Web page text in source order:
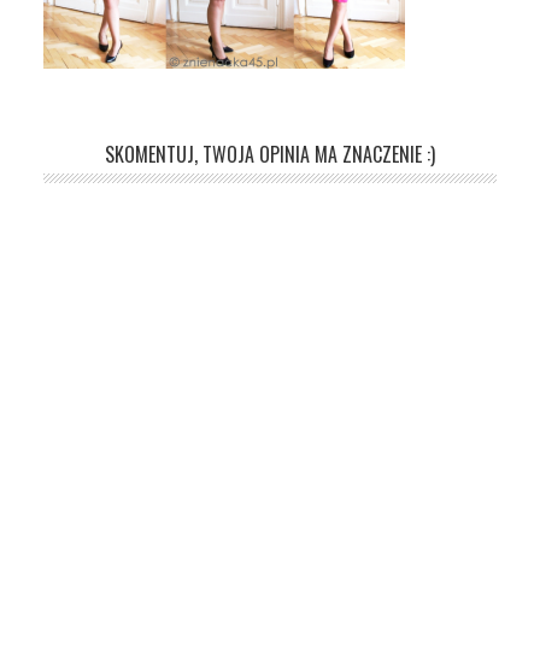
SKOMENTUJ, TWOJA OPINIA MA ZNACZENIE :)